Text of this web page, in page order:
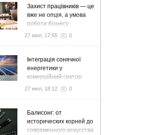
Захист працівників — це
вже не опція, а умова
роботи бізнесу
27 июл, 17:55 0
Інтеграція сонячної
енергетики у
комерційний сектор:
стратегія розвитку та
27 июл, 18:12 0
Балисонг: от
исторических корней до
современного искусства